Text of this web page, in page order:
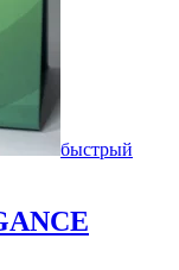
быстрый